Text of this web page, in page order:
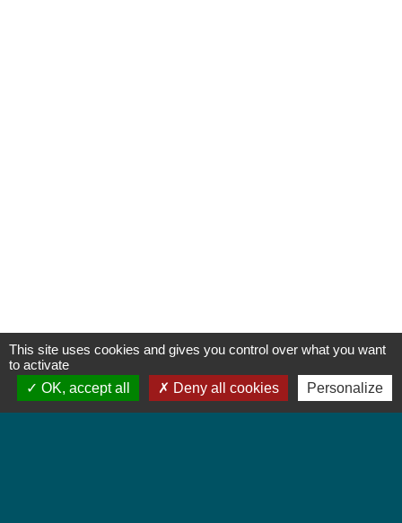
This site uses cookies and gives you control over what you want
to activate
OK, accept all
Deny all cookies Personalize